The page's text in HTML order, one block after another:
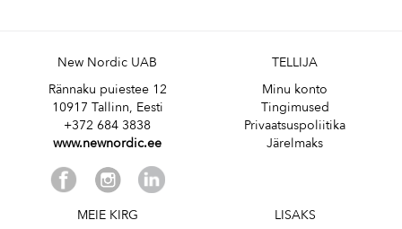
New Nordic UAB
Rännaku puiestee 12
10917 Tallinn, Eesti
+372 684 3838
www.newnordic.ee
TELLIJA
Minu konto
Tingimused
Privaatsuspoliitika
Järelmaks
MEIE KIRG
LISAKS